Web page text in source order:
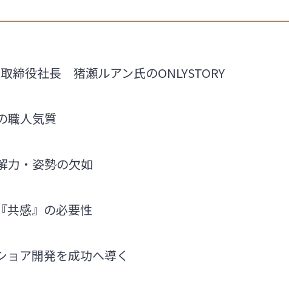
締役社長 猪瀬ルアン氏のONLYSTORY
職人気質
力・姿勢の欠如
共感』の必要性
ア開発を成功へ導く